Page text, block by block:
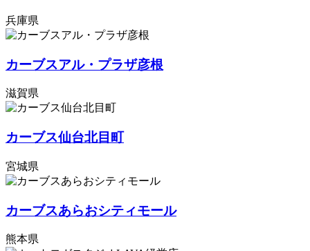
兵庫県
カーブスアル・プラザ彦根
滋賀県
カーブス仙台北目町
宮城県
カーブスあらおシティモール
熊本県